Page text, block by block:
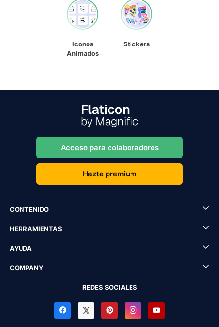
Iconos
Animados
Stickers
Acceso para colaboradores
Hazte premium
CONTENIDO
HERRAMIENTAS
AYUDA
COMPANY
REDES SOCIALES